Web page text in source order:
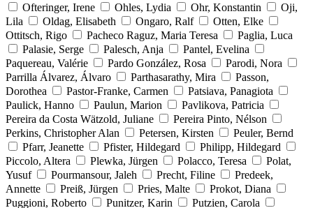
Ofteringer, Irene
Ohles, Lydia Ohr, Konstantin
Oji,
Lila
Oldag, Elisabeth Ongaro, Ralf
Otten, Elke
Ottitsch, Rigo
Pacheco Raguz, Maria Teresa
Paglia, Luca
Palasie, Serge
Palesch, Anja
Pantel, Evelina
Paquereau, Valérie
Pardo González, Rosa
Parodi, Nora
Parrilla Álvarez, Álvaro
Parthasarathy, Mira
Passon,
Dorothea
Pastor-Franke, Carmen
Patsiava, Panagiota
Paulick, Hanno
Paulun, Marion
Pavlikova, Patricia
Pereira da Costa Wätzold, Juliane
Pereira Pinto, Nélson
Perkins, Christopher Alan
Petersen, Kirsten
Peuler, Bernd
Pfarr, Jeanette
Pfister, Hildegard
Philipp, Hildegard
Piccolo, Altera
Plewka, Jürgen Polacco, Teresa
Polat,
Yusuf
Pourmansour, Jaleh Precht, Filine
Predeek,
Annette
Preiß, Jürgen Pries, Malte
Prokot, Diana
Puggioni, Roberto
Punitzer, Karin
Putzien, Carola